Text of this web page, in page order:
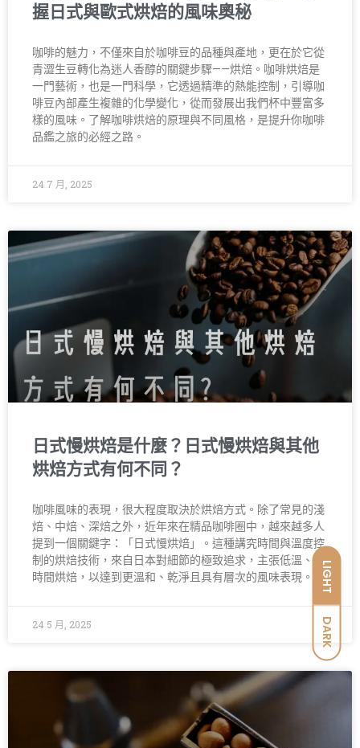
LIGHT
DARK
握日式與歐式烘焙的風味奧秘
咖啡的魅力，不僅來自於咖啡豆的品種與產地，更在於它從
青澀生豆轉化為迷人香醇的關鍵步驟——烘焙。咖啡烘焙是
一門藝術，也是一門科學，它透過精準的熱能控制，引導咖
啡豆內部產生複雜的化學變化，從而發展出我們杯中豐富多
樣的風味。了解咖啡烘焙的原理與不同風格，是提升你咖啡
品鑑之旅的必經之路。
24 7 月, 2025
日式慢烘焙是什麼？日式慢烘焙與其他
烘焙方式有何不同？
咖啡風味的表現，很大程度取決於烘焙方式。除了常見的淺
焙、中焙、深焙之外，近年來在精品咖啡圈中，越來越多人
提到一個關鍵字：「日式慢烘焙」。這種講究時間與溫度控
制的烘焙技術，來自日本對細節的極致追求，主張低溫、長
時間烘焙，以達到更溫和、乾淨且具有層次的風味表現。
24 5 月, 2025